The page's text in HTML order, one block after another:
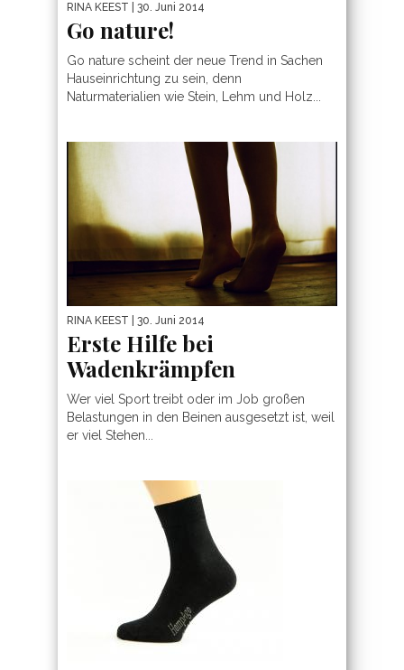
RINA KEEST | 30. Juni 2014
Go nature!
Go nature scheint der neue Trend in Sachen
Hauseinrichtung zu sein, denn
Naturmaterialien wie Stein, Lehm und Holz...
RINA KEEST | 30. Juni 2014
Erste Hilfe bei
Wadenkrämpfen
Wer viel Sport treibt oder im Job großen
Belastungen in den Beinen ausgesetzt ist, weil
er viel Stehen...